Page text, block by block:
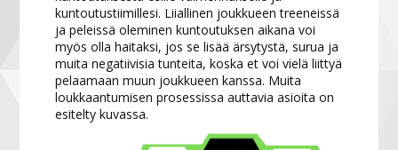
kuntoutustiimillesi. Liiallinen joukkueen treeneissä
ja peleissä oleminen kuntoutuksen aikana voi
myös olla haitaksi, jos se lisää ärsytystä, surua ja
muita negatiivisia tunteita, koska et voi vielä liittyä
pelaamaan muun joukkueen kanssa. Muita
loukkaantumisen prosessissa auttavia asioita on
esitelty kuvassa.